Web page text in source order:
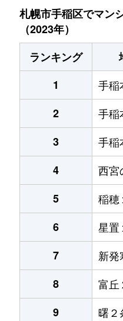
札幌市手稲区でマン
（2023年）
ランキング
1
手稲
2
手稲
3
手稲
4
西宮
5
稲穂
6
星置
7
新発
8
富丘
9
曙２